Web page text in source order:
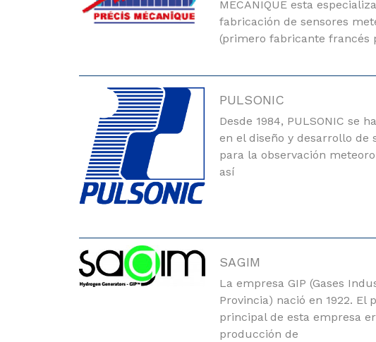
MECANIQUE esta
fabricación de sensores
(primero fabricante francés
PULSONIC
Desde 1984, PULSONIC se
en el diseño y desarrollo de
para la observación
así
SAGIM
La empresa GIP (Gases
Provincia) nació en 1922. El
principal de esta empresa
producción de